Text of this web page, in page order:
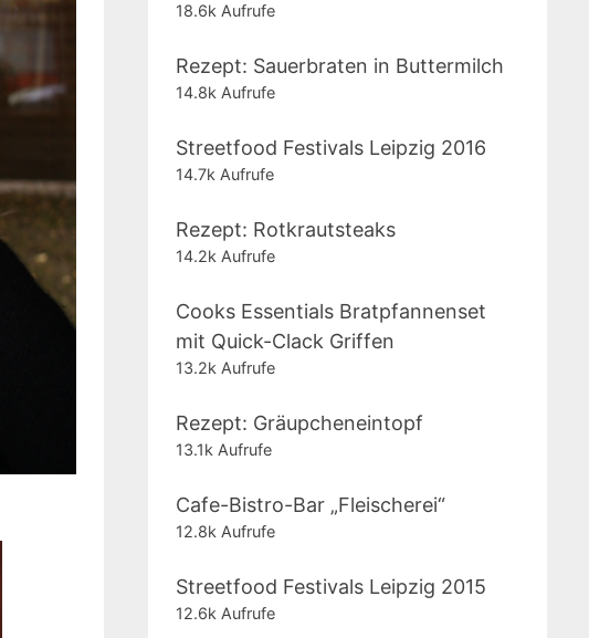
18.6k Aufrufe
Rezept: Sauerbraten in Buttermilch
14.8k Aufrufe
Streetfood Festivals Leipzig 2016
14.7k Aufrufe
Rezept: Rotkrautsteaks
14.2k Aufrufe
Cooks Essentials Bratpfannenset
mit Quick-Clack Griffen
13.2k Aufrufe
Rezept: Gräupcheneintopf
13.1k Aufrufe
Cafe-Bistro-Bar „Fleischerei“
12.8k Aufrufe
Streetfood Festivals Leipzig 2015
12.6k Aufrufe